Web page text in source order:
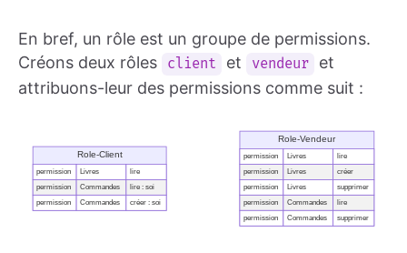
En bref, un rôle est un groupe de permissions.
Créons deux rôles
client et vendeur
et
attribuons-leur des permissions comme suit :